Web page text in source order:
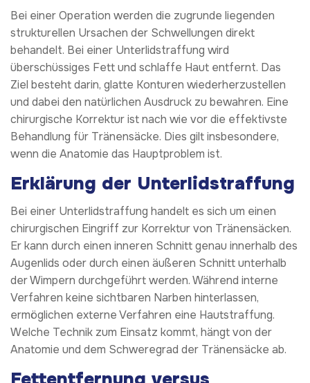
Bei einer Operation werden die zugrunde liegenden
strukturellen Ursachen der Schwellungen direkt
behandelt. Bei einer Unterlidstraffung wird
überschüssiges Fett und schlaffe Haut entfernt. Das
Ziel besteht darin, glatte Konturen wiederherzustellen
und dabei den natürlichen Ausdruck zu bewahren. Eine
chirurgische Korrektur ist nach wie vor die effektivste
Behandlung für Tränensäcke. Dies gilt insbesondere,
wenn die Anatomie das Hauptproblem ist.
Erklärung der Unterlidstraffung
Bei einer Unterlidstraffung handelt es sich um einen
chirurgischen Eingriff zur Korrektur von Tränensäcken.
Er kann durch einen inneren Schnitt genau innerhalb des
Augenlids oder durch einen äußeren Schnitt unterhalb
der Wimpern durchgeführt werden. Während interne
Verfahren keine sichtbaren Narben hinterlassen,
ermöglichen externe Verfahren eine Hautstraffung.
Welche Technik zum Einsatz kommt, hängt von der
Anatomie und dem Schweregrad der Tränensäcke ab.